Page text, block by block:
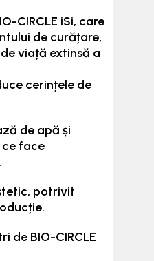
CIRCLE iSi, care
de curățare,
viață extinsă a
cerințele de
de apă și
face
potrivit
de BIO-CIRCLE